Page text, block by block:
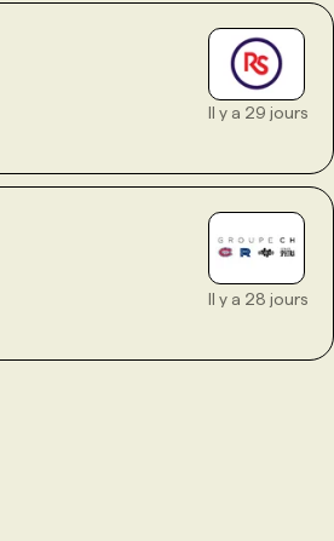
Il y a 29 jours
Il y a 28 jours